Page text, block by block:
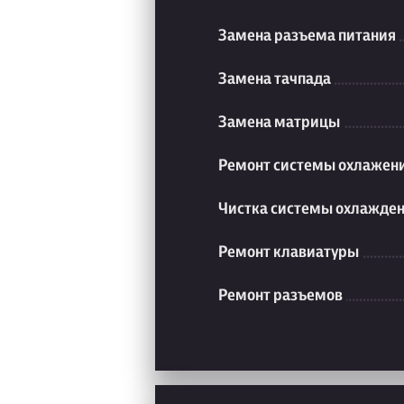
Замена разъема питания
Замена тачпада
Замена матрицы
Ремонт системы
Чистка системы
Ремонт клавиатуры
Ремонт разъемов